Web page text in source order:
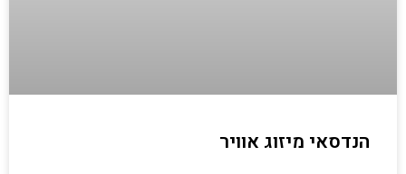
הנדסאי מיזוג אוויר